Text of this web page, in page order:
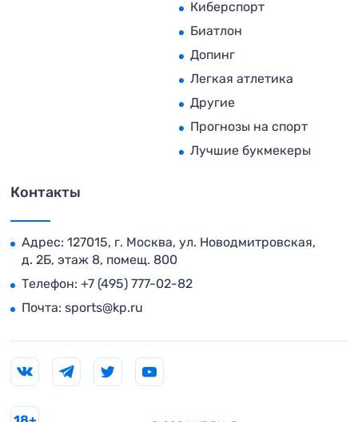
Киберспорт
Биатлон
Допинг
Легкая атлетика
Другие
Прогнозы на спорт
Лучшие букмекеры
Контакты
Адрес: 127015, г. Москва, ул. Новодмитровская,
д. 2Б, этаж 8, помещ. 800
Телефон: +7 (495) 777-02-82
Почта: sports@kp.ru